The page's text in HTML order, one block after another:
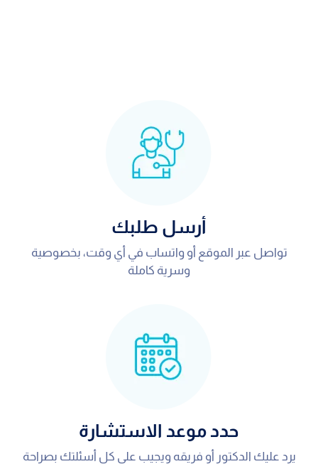
أرسل طلبك
تواصل عبر الموقع أو واتساب في أي وقت، بخصوصية
وسرية كاملة
حدد موعد الاستشارة
يرد عليك الدكتور أو فريقه ويجيب على كل أسئلتك بصراحة